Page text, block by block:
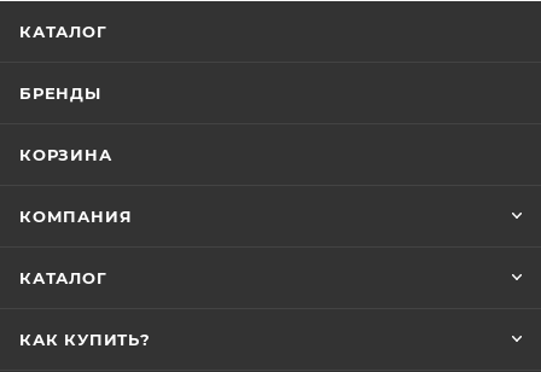
КАТАЛОГ
БРЕНДЫ
КОРЗИНА
КОМПАНИЯ
КАТАЛОГ
КАК КУПИТЬ?